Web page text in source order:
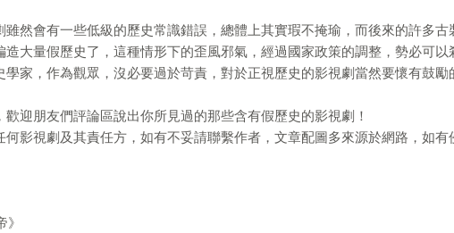
然會有一些低級的歷史常識錯誤，總體上其實瑕不掩瑜，而後來的許多古
造大量假歷史了，這種情形下的歪風邪氣，經過國家政策的調整，勢必可以
家，作為觀眾，沒必要過於苛責，對於正視歷史的影視劇當然要懷有鼓勵
迎朋友們評論區說出你所見過的那些含有假歷史的影視劇！
何影視劇及其責任方，如有不妥請聯繫作者，文章配圖多來源於網路，如有